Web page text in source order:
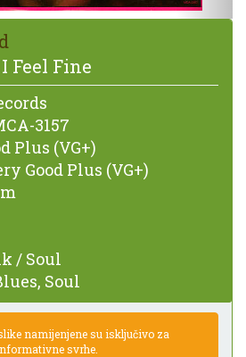
Feel Fine
3157
Plus (VG+)
Good Plus (VG+)
/ Soul
Soul
namijenjene su isključivo za
svrhe.